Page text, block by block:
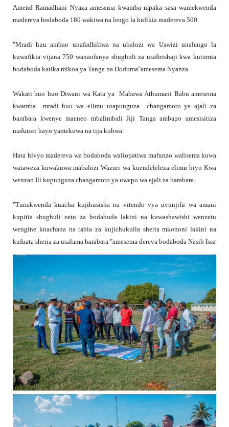
Amend Ramadhani Nyaza amesema kwamba mpaka sasa wamekwenda
madereva bodaboda 180 wakiwa na lengo la kufikia madereva 500.
"Mradi huu ambao unafadhiliwa na ubalozi wa Uswizi unalengo la
kuwafikia vijana 750 wanaofanya shughuli za usafirishaji kwa kutumia
bodaboda katika mikoa ya Tanga na Dodoma"amesema Nyanza.
Wakati huo huo Diwani wa Kata ya Mabawa Athumani Babu amesema
kwamba mradi huo wa elimu utapunguza changamoto ya ajali za
barabara kwenye maeneo mbalimbali Jiji Tanga ambapo amesisitiza
mafunzo hayo yamekuwa na tija kubwa.
Hata hivyo madereva wa bodaboda waliopatiwa mafunzo walisema kuwa
wataweza kuwakuwa mabalozi Wazuri wa kuendeleleza elimu hiyo Kwa
wenzao Ili kupunguza changamoto ya uwepo wa ajali za barabara.
"Tunakwenda kuacha kujihusisha na vitendo vya uvunjifu wa amani
kupitia shughuli zetu za bodaboda lakini na kuwashawishi wenzetu
wengine kuachana na tabia za kujichukulia sheria mkononi lakini na
kufuata sheria za usalama barabara "amesema dereva bodaboda Nasib Issa